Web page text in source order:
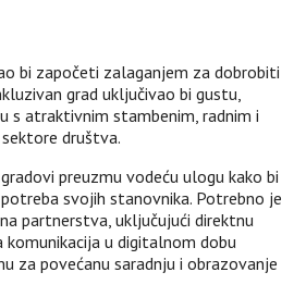
bi započeti zalaganjem za dobrobiti
grad uključivao bi gustu,
s atraktivnim stambenim, radnim i
društva.
preuzmu vodeću ulogu kako bi
svojih stanovnika. Potrebno je
partnerstva, uključujući direktnu
u digitalnom dobu
za povećanu saradnju i obrazovanje